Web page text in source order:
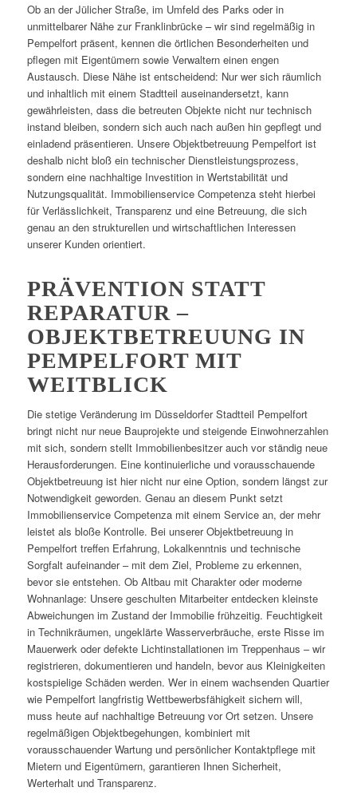
Ob an der Jülicher Straße, im Umfeld des Parks oder in
unmittelbarer Nähe zur Franklinbrücke – wir sind regelmäßig in
Pempelfort präsent, kennen die örtlichen Besonderheiten und
pflegen mit Eigentümern sowie Verwaltern einen engen
Austausch. Diese Nähe ist entscheidend: Nur wer sich räumlich
und inhaltlich mit einem Stadtteil auseinandersetzt, kann
gewährleisten, dass die betreuten Objekte nicht nur technisch
instand bleiben, sondern sich auch nach außen hin gepflegt und
einladend präsentieren. Unsere Objektbetreuung Pempelfort ist
deshalb nicht bloß ein technischer Dienstleistungsprozess,
sondern eine nachhaltige Investition in Wertstabilität und
Nutzungsqualität. Immobilienservice Competenza steht hierbei
für Verlässlichkeit, Transparenz und eine Betreuung, die sich
genau an den strukturellen und wirtschaftlichen Interessen
unserer Kunden orientiert.
PRÄVENTION STATT
REPARATUR –
OBJEKTBETREUUNG IN
PEMPELFORT MIT
WEITBLICK
Die stetige Veränderung im Düsseldorfer Stadtteil Pempelfort
bringt nicht nur neue Bauprojekte und steigende Einwohnerzahlen
mit sich, sondern stellt Immobilienbesitzer auch vor ständig neue
Herausforderungen. Eine kontinuierliche und vorausschauende
Objektbetreuung ist hier nicht nur eine Option, sondern längst zur
Notwendigkeit geworden. Genau an diesem Punkt setzt
Immobilienservice Competenza mit einem Service an, der mehr
leistet als bloße Kontrolle. Bei unserer Objektbetreuung in
Pempelfort treffen Erfahrung, Lokalkenntnis und technische
Sorgfalt aufeinander – mit dem Ziel, Probleme zu erkennen,
bevor sie entstehen. Ob Altbau mit Charakter oder moderne
Wohnanlage: Unsere geschulten Mitarbeiter entdecken kleinste
Abweichungen im Zustand der Immobilie frühzeitig. Feuchtigkeit
in Technikräumen, ungeklärte Wasserverbräuche, erste Risse im
Mauerwerk oder defekte Lichtinstallationen im Treppenhaus – wir
registrieren, dokumentieren und handeln, bevor aus Kleinigkeiten
kostspielige Schäden werden. Wer in einem wachsenden Quartier
wie Pempelfort langfristig Wettbewerbsfähigkeit sichern will,
muss heute auf nachhaltige Betreuung vor Ort setzen. Unsere
regelmäßigen Objektbegehungen, kombiniert mit
vorausschauender Wartung und persönlicher Kontaktpflege mit
Mietern und Eigentümern, garantieren Ihnen Sicherheit,
Werterhalt und Transparenz.